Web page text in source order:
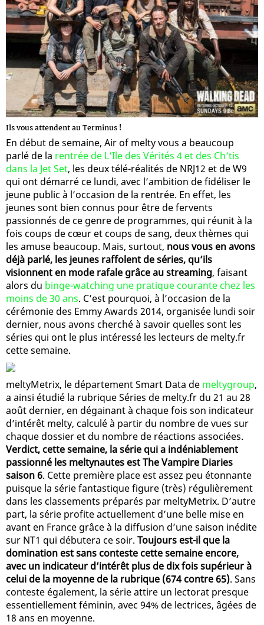
Ils vous attendent au Terminus !
En début de semaine, Air of melty vous a beaucoup
parlé de la rentrée de L’Ile des Vérités 4 et des Ch’tis
dans la Jet Set, les deux télé-réalités de NRJ12 et de W9
qui ont démarré ce lundi, avec l’ambition de fidéliser le
jeune public à l’occasion de la rentrée. En effet, les
jeunes sont bien connus pour être de fervents
passionnés de ce genre de programmes, qui réunit à la
fois coups de cœur et coups de sang, deux thèmes qui
les amuse beaucoup. Mais, surtout, nous vous en avons
déjà parlé, les jeunes raffolent de séries, qu’ils
visionnent en mode rafale grâce au streaming, faisant
alors du binge-watching une pratique courante chez les
moins de 30 ans. C’est pourquoi, à l’occasion de la
cérémonie des Emmy Awards 2014, organisée lundi soir
dernier, nous avons cherché à savoir quelles sont les
séries qui ont le plus intéressé les lecteurs de melty.fr
cette semaine.
meltyMetrix, le département Smart Data de meltygroup,
a ainsi étudié la rubrique Séries de melty.fr du 21 au 28
août dernier, en dégainant à chaque fois son indicateur
d’intérêt melty, calculé à partir du nombre de vues sur
chaque dossier et du nombre de réactions associées.
Verdict, cette semaine, la série qui a indéniablement
passionné les meltynautes est The Vampire Diaries
saison 6. Cette première place est assez peu étonnante
puisque la série fantastique figure (très) régulièrement
dans les classements préparés par meltyMetrix. D’autre
part, la série profite actuellement d’une belle mise en
avant en France grâce à la diffusion d’une saison inédite
sur NT1 qui débutera ce soir. Toujours est-il que la
domination est sans conteste cette semaine encore,
avec un indicateur d’intérêt plus de dix fois supérieur à
celui de la moyenne de la rubrique (674 contre 65). Sans
conteste également, la série attire un lectorat presque
essentiellement féminin, avec 94% de lectrices, âgées de
18 ans en moyenne.